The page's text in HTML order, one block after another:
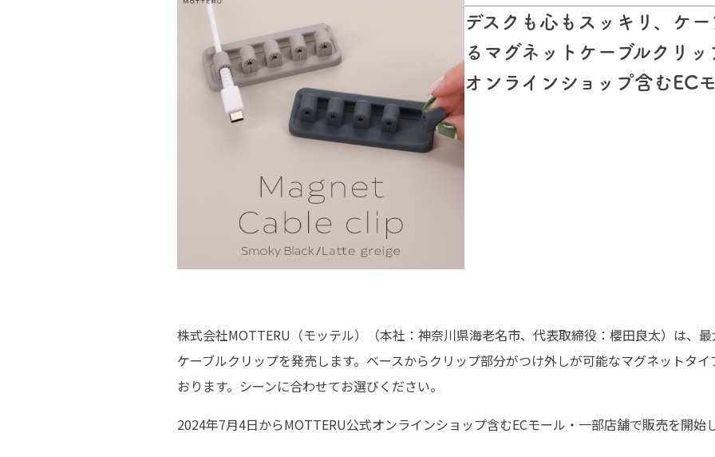
デスクも心もスッキリ、ケ
るマグネットケーブルクリ
オンラインショップ含むEC
株式会社MOTTERU（モッテル）（本社：神奈川県海老名市、代表取締役：櫻田良太）は、
ケーブルクリップを発売します。ベースからクリップ部分がつけ外しが可能なマグネットタ
おります。シーンに合わせてお選びください。
2024年7月4日からMOTTERU公式オンラインショップ含むECモール・一部店舗で販売を開始